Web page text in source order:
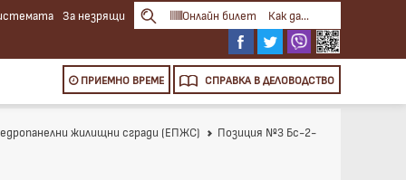
За незрящи Онлайн билет Как да...
ПРИЕМНО ВРЕМЕ СПРАВКА В ДЕЛОВОДСТВО
жилищни сгради (ЕПЖС)
Позиция №3 Бс-2-